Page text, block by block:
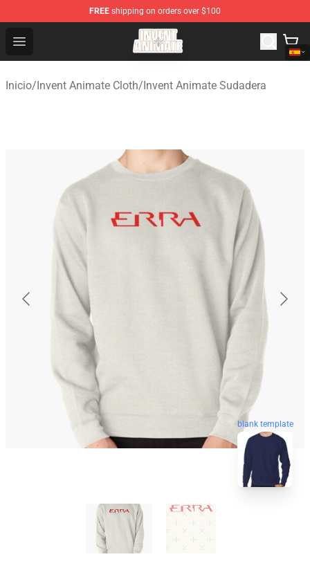
FREE shipping on orders over $100
Open menu
Invent Animate Shop - Official Invent Animate
Inicio/Invent Animate Cloth/Invent Animate Sudadera
blank template